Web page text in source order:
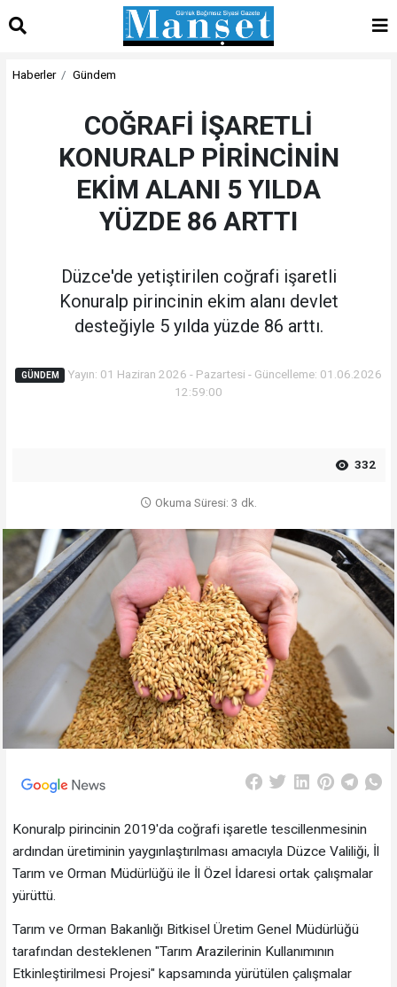
Haberler Gündem
COĞRAFİ İŞARETLİ
KONURALP PİRİNCİNİN
EKİM ALANI 5 YILDA
YÜZDE 86 ARTTI
Düzce'de yetiştirilen coğrafi işaretli
Konuralp pirincinin ekim alanı devlet
desteğiyle 5 yılda yüzde 86 arttı.
GÜNDEM
Yayın: 01 Haziran 2026 - Pazartesi - Güncelleme: 01.06.2026
12:59:00
332
Okuma Süresi: 3 dk.
Konuralp pirincinin 2019'da coğrafi işaretle tescillenmesinin
ardından üretiminin yaygınlaştırılması amacıyla Düzce Valiliği, İl
Tarım ve Orman Müdürlüğü ile İl Özel İdaresi ortak çalışmalar
yürüttü.
Tarım ve Orman Bakanlığı Bitkisel Üretim Genel Müdürlüğü
tarafından desteklenen "Tarım Arazilerinin Kullanımının
Etkinleştirilmesi Projesi" kapsamında yürütülen çalışmalar